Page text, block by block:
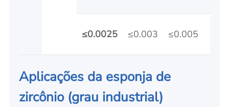
≤0.0025 ≤0.003 ≤0.005
Aplicações da esponja de
zircônio (grau industrial)